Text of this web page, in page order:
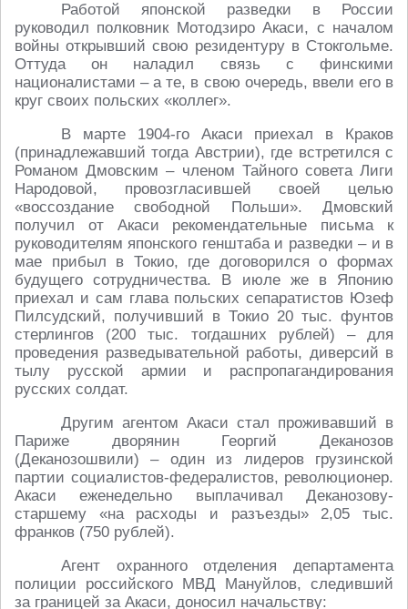
Работой японской разведки в России
руководил полковник Мотодзиро Акаси, с началом
войны открывший свою резидентуру в Стокгольме.
Оттуда он наладил связь с финскими
националистами – а те, в свою очередь, ввели его в
круг своих польских «коллег».
В марте 1904-го Акаси приехал в Краков
(принадлежавший тогда Австрии), где встретился с
Романом Дмовским – членом Тайного совета Лиги
Народовой, провозгласившей своей целью
«воссоздание свободной Польши». Дмовский
получил от Акаси рекомендательные письма к
руководителям японского генштаба и разведки – и в
мае прибыл в Токио, где договорился о формах
будущего сотрудничества. В июле же в Японию
приехал и сам глава польских сепаратистов Юзеф
Пилсудский, получивший в Токио 20 тыс. фунтов
стерлингов (200 тыс. тогдашних рублей) – для
проведения разведывательной работы, диверсий в
тылу русской армии и распропагандирования
русских солдат.
Другим агентом Акаси стал проживавший в
Париже дворянин Георгий Деканозов
(Деканозошвили) – один из лидеров грузинской
партии социалистов-федералистов, революционер.
Акаси еженедельно выплачивал Деканозову-
старшему «на расходы и разъезды» 2,05 тыс.
франков (750 рублей).
Агент охранного отделения департамента
полиции российского МВД Мануйлов, следивший
за границей за Акаси, доносил начальству: